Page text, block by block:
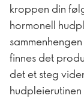
kroppen din
hormonell
finnes det
det et steg
hudpleierutinen